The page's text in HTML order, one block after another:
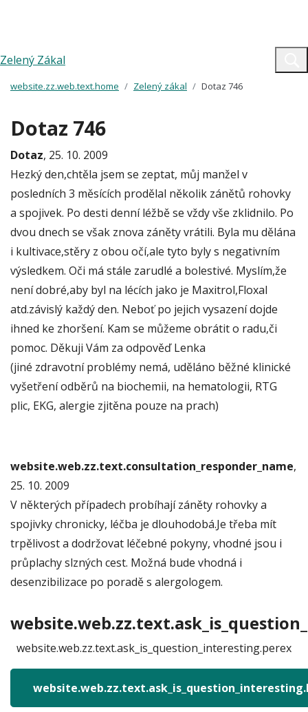
Zelený Zákal
website.zz.web.text.home Zelený zákal Dotaz 746
Dotaz 746
Dotaz, 25. 10. 2009
Hezký den,chtěla jsem se zeptat, můj manžel v
posledních 3 měsících prodělal několik zánětů rohovky
a spojivek. Po desti denní léžbě se vždy vše zklidnilo. Po
dvou dnech se však znova záněty vrátili. Byla mu dělána
i kultivace,stěry z obou očí,ale tyto byly s negativním
výsledkem. Oči má stále zarudlé a bolestivé. Myslím,že
není dobré,aby byl na lécích jako je Maxitrol,Floxal
atd.závislý každý den. Neboť po jejich vysazení dojde
ihned ke zhoršení. Kam se můžeme obrátit o radu,či
pomoc. Děkuji Vám za odpověď Lenka
(jiné zdravotní problémy nemá, uděláno běžné klinické
vyšetření odběrů na biochemii, na hematologii, RTG
plic, EKG, alergie zjitěna pouze na prach)
website.web.zz.text.consultation_responder_name,
25. 10. 2009
V některých případech probíhají záněty rohovky a
spojivky chronicky, léčba je dlouhodobá.Je třeba mít
trpělivost a dodržovat léčebné pokyny, vhodné jsou i
průplachy slzných cest. Možná bude vhodná i
desenzibilizace po poradě s alergologem.
website.web.zz.text.ask_is_question_interesting.perex